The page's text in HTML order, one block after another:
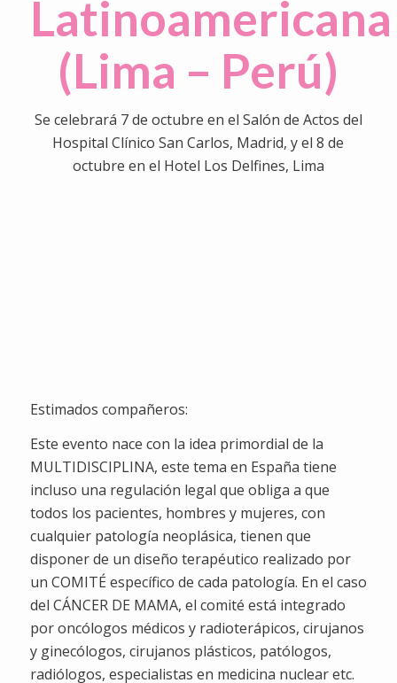
Latinoamericana
(Lima – Perú)
Se celebrará 7 de octubre en el Salón de Actos del
Hospital Clínico San Carlos, Madrid, y el 8 de
octubre en el Hotel Los Delfines, Lima
Estimados compañeros:
Este evento nace con la idea primordial de la
MULTIDISCIPLINA, este tema en España tiene
incluso una regulación legal que obliga a que
todos los pacientes, hombres y mujeres, con
cualquier patología neoplásica, tienen que
disponer de un diseño terapéutico realizado por
un COMITÉ específico de cada patología. En el caso
del CÁNCER DE MAMA, el comité está integrado
por oncólogos médicos y radioterápicos, cirujanos
y ginecólogos, cirujanos plásticos, patólogos,
radiólogos, especialistas en medicina nuclear etc.